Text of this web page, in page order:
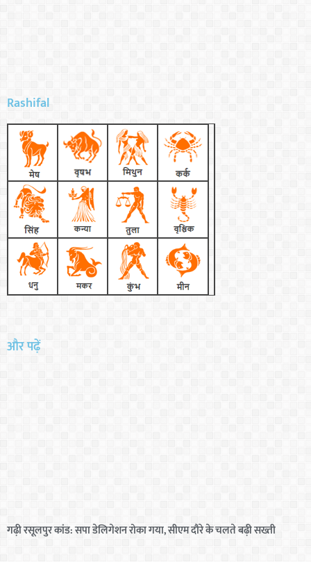
Rashifal
और पढ़ें
गढ़ी रसूलपुर कांड: सपा डेलिगेशन रोका गया, सीएम दौरे के चलते बढ़ी सख्ती